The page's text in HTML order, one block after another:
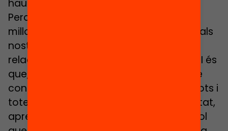
haurà d’enfrontar.
Perquè al capdavall, no penseu que el
millor aprenentatge que podem donar als
nostres infants és que creixin estant en
relació amb un mateix i amb els altres? I és
que, malgrat les adversitats, haurem de
confiar plenament en la capacitat de tots i
totes per fer front a aquesta nova realitat,
aprenent de l’experiència i amb el consol